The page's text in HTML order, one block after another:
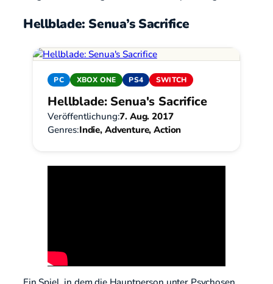
Hellblade: Senua’s Sacrifice
PC XBOX ONE PS4 SWITCH
Hellblade: Senua's Sacrifice
Veröffentlichung:7. Aug. 2017
Genres:Indie, Adventure, Action